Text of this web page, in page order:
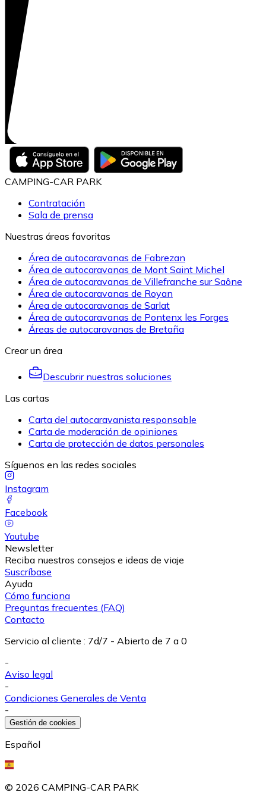
CAMPING-CAR PARK
Contratación
Sala de prensa
Nuestras áreas favoritas
Área de autocaravanas de Fabrezan
Área de autocaravanas de Mont Saint Michel
Área de autocaravanas de Villefranche sur Saône
Área de autocaravanas de Royan
Área de autocaravanas de Sarlat
Área de autocaravanas de Pontenx les Forges
Áreas de autocaravanas de Bretaña
Crear un área
Descubrir nuestras soluciones
Las cartas
Carta del autocaravanista responsable
Carta de moderación de opiniones
Carta de protección de datos personales
Síguenos en las redes sociales
Instagram
Facebook
Youtube
Newsletter
Reciba nuestros consejos e ideas de viaje
Suscríbase
Ayuda
Cómo funciona
Preguntas frecuentes (FAQ)
Contacto
Servicio al cliente : 7d/7 - Abierto de 7 a 0
-
Aviso legal
-
Condiciones Generales de Venta
-
Gestión de cookies
Español
© 2026 CAMPING-CAR PARK